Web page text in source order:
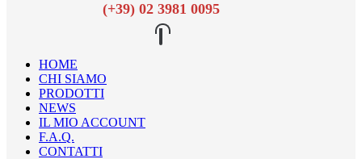
(+39) 02 3981 0095
HOME
CHI SIAMO
PRODOTTI
NEWS
IL MIO ACCOUNT
F.A.Q.
CONTATTI